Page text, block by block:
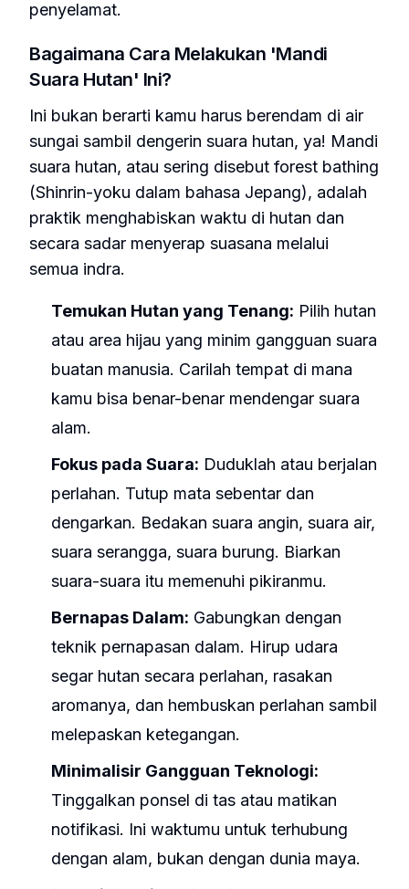
penyelamat.
Bagaimana Cara Melakukan 'Mandi
Suara Hutan' Ini?
Ini bukan berarti kamu harus berendam di air
sungai sambil dengerin suara hutan, ya! Mandi
suara hutan, atau sering disebut forest bathing
(Shinrin-yoku dalam bahasa Jepang), adalah
praktik menghabiskan waktu di hutan dan
secara sadar menyerap suasana melalui
semua indra.
Temukan Hutan yang Tenang: Pilih hutan
atau area hijau yang minim gangguan suara
buatan manusia. Carilah tempat di mana
kamu bisa benar-benar mendengar suara
alam.
Fokus pada Suara: Duduklah atau berjalan
perlahan. Tutup mata sebentar dan
dengarkan. Bedakan suara angin, suara air,
suara serangga, suara burung. Biarkan
suara-suara itu memenuhi pikiranmu.
Bernapas Dalam: Gabungkan dengan
teknik pernapasan dalam. Hirup udara
segar hutan secara perlahan, rasakan
aromanya, dan hembuskan perlahan sambil
melepaskan ketegangan.
Minimalisir Gangguan Teknologi:
Tinggalkan ponsel di tas atau matikan
notifikasi. Ini waktumu untuk terhubung
dengan alam, bukan dengan dunia maya.